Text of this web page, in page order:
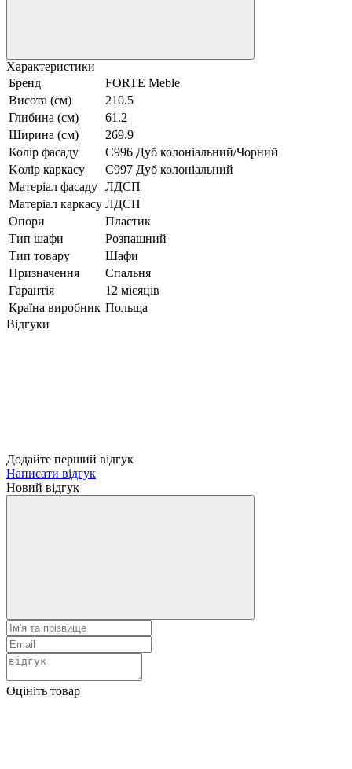
Характеристики
Бренд
FORTE Meble
Висота (см)
210.5
Глибина (см)
61.2
Ширина (см)
269.9
Колір фасаду
C996 Дуб колоніальний/Чорний
Kолір каркасу
C997 Дуб колоніальний
Матеріал фасаду ЛДСП
Матеріал каркасу ЛДСП
Опори
Пластик
Тип шафи
Розпашний
Тип товару
Шафи
Призначення
Спальня
Гарантія
12 місяців
Країна виробник Польща
Відгуки
Додайте перший відгук
Написати відгук
Новий відгук
Оцініть товар